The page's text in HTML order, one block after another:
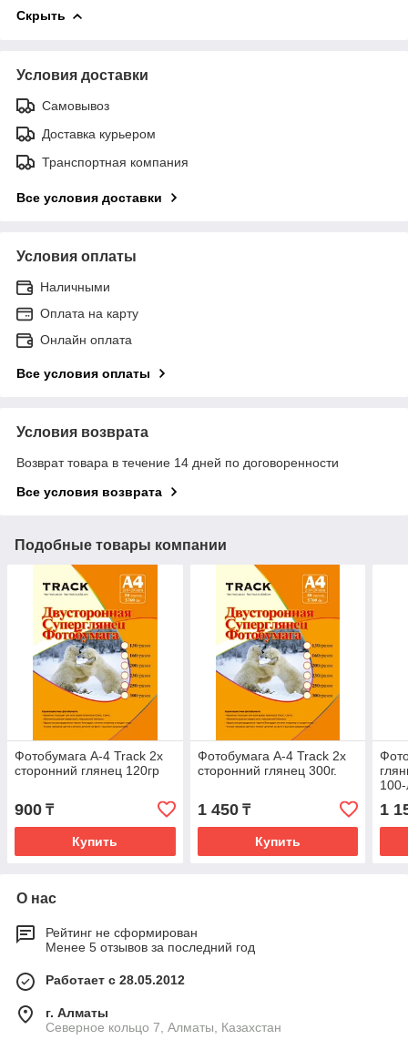
Скрыть
Условия доставки
Самовывоз
Доставка курьером
Транспортная компания
Все условия доставки
Условия оплаты
Наличными
Оплата на карту
Онлайн оплата
Все условия оплаты
Условия возврата
Возврат товара в течение 14 дней по договоренности
Все условия возврата
Подобные товары компании
Фотобумага А-4 Track 2х
сторонний глянец 120гр
900 ₸
Купить
Фотобумага А-4 Track 2х
сторонний глянец 300г.
1 450₸
Купить
100-
1
О нас
Рейтинг не сформирован
Менее 5 отзывов за последний год
Работает с 28.05.2012
г. Алматы
Северное кольцо 7, Алматы, Казахстан